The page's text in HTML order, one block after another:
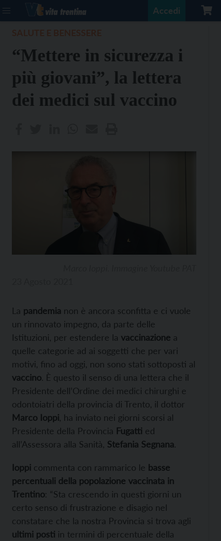
Accedi
“Mettere in sicurezza i
più giovani”, la lettera
dei medici sul vaccino
La pandemia non è ancora sconfitta e ci vuole
un rinnovato impegno, da parte delle
Istituzioni, per estendere la vaccinazione a
quelle categorie ad ai soggetti che per vari
motivi, fino ad oggi, non sono stati sottoposti al
vaccino. È questo il senso di una lettera che il
Presidente dell’Ordine dei medici chirurghi e
odontoiatri della provincia di Trento, il dottor
Marco Ioppi , ha inviato nei giorni scorsi al
Presidente della Provincia Fugatti ed
all’Assessora alla Sanità, Stefania Segnana.
Ioppi commenta con rammarico le basse
percentuali della popolazione vaccinata in
Trentino: “Sta crescendo in questi giorni un
certo senso di frustrazione e disagio nel
constatare che la nostra Provincia si trova agli
ultimi posti in termini di percentuale della